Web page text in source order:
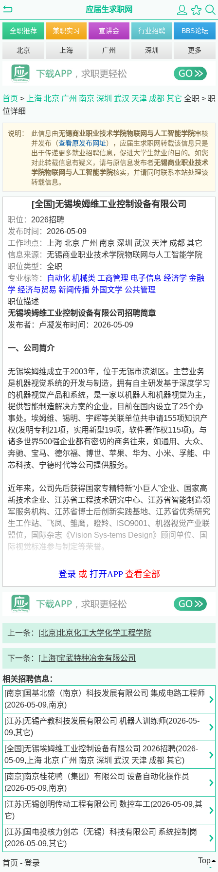
应届生求职网
全职推荐 兼职实习 宣讲会 行业招聘 BBS论坛
北京 上海 广州 深圳 更多
首页 > 上海 北京 广州 南京 深圳 武汉 天津 成都 其它 全职 > 职
位详细
说明： 此信息由无锡商业职业技术学院物联网与人工智能学院审核
并发布（查看原发布网址），应届生求职网转载该信息只是
出于传递更多就业招聘信息，促进大学生就业的目的。如您
对此转载信息有疑义，请与原信息发布者无锡商业职业技术
学院物联网与人工智能学院核实，并请同时联系本站处理该
转载信息。
[全国]无锡埃姆维工业控制设备有限公司
职位： 2026招聘
发布时间： 2026-05-09
工作地点：
上海 北京 广州 南京 深圳 武汉 天津 成都 其它
信息来源： 无锡商业职业技术学院物联网与人工智能学院
职位类型： 全职
专业标签：
自动化 机械类 工商管理 电子信息 经济学 金融
学 经济与贸易 新闻传播 外国文学 公共管理
职位描述
无锡埃姆维工业控制设备有限公司招聘简章
发布者：卢凝发布时间：2026-05-09
一、公司简介
无锡埃姆维成立于2003年，位于无锡市滨湖区。主营业务
是机器视觉系统的开发与制造，拥有自主研发基于深度学习
的机器视觉产品和系统，是一家以机器人和机器视觉为主，
提供智能制造解决方案的企业，目前在国内设立了25个办
事处。埃姆维、锡明、宇辉等关联单位共申请155项知识产
权(发明专利21项，实用新型19项，软件著作权115项)。与
诸多世界500强企业都有密切的商务往来，如通用、大众、
奔驰、宝马、德尔福、博世、苹果、华为、小米、孚能、中
芯科技、宁德时代等公司提供服务。
近年来，公司先后获得国家专精特新“小巨人”企业、国家高
新技术企业、江苏省工程技术研究中心、江苏省智能制造领
军服务机构、江苏省博士后创新实践基地、江苏省优秀研究
生工作站、飞凤、雏鹰，瞪羚、ISO9001、机器视觉产业联
盟位，国际杂志《Vision Sys-tems Design》顾问单位、国
际视觉标准参与制定等荣誉。
公司还与复旦大学、海事大学，同济大学、江南大学、华东
中心无锡埃姆维工程研究中心，江南大学机器视觉训练中心
企业研究生工作站、华东师范大学实训示范基地。
愿景：打造中国最专业的机器视觉测试平台；
价值观：感恩团队、细节数据、不断创新、追求卓越！
二、招聘岗位、职责及要求
（一）机器视觉工程师
岗位职责：
1.负责机器视觉系统的设计、开发和调试，包括图像处理算
法、目标检测和识别等；
2.根据项目需求，制定机器视觉解决方案，完成系统集成和
测试工作；
3.与机械、电气工程师密切合作，确保机器视觉系统与设备
的无缝对接；
登录 或 打开APP查看全部
上一条： [北京]北京化工大学化学工程学院
下一条： [上海]宝武特种冶金有限公司
相关招聘信息：
[南京]国基北盛（南京）科技发展有限公司 集成电路工程师
(2026-05-09,南京)
[江苏]无锡产教科技发展有限公司 机器人训练师(2026-05-
09,其它)
[全国]无锡埃姆维工业控制设备有限公司 2026招聘(2026-
05-09,上海 北京 广州 南京 深圳 武汉 天津 成都 其它)
[南京]南京桂花鸭（集团）有限公司 设备自动化操作员
(2026-05-09,南京)
[江苏]无锡创明传动工程有限公司 数控车工(2026-05-09,其
它)
[江苏]国电投核力创芯（无锡）科技有限公司 系统控制岗
(2026-05-09,其它)
首页 - 登录 Top